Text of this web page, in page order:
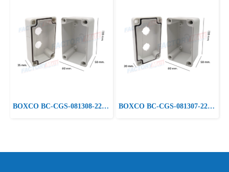
BOXCO BC-CGS-081308-2202 Push Botton Boxes, Screw Type BOXCO BC-CGS-081307-2202 Push Botton Boxes, Screw Type